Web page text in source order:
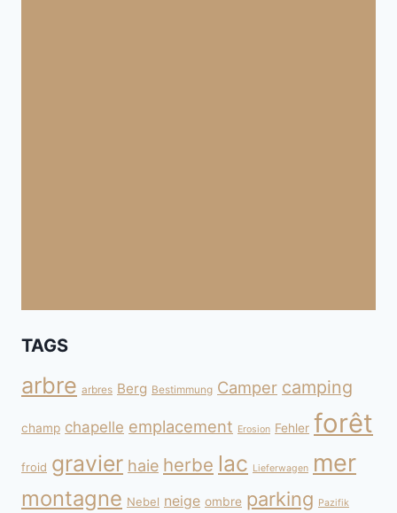
TAGS
arbre arbres Berg Bestimmung Camper camping
champ chapelle emplacement Erosion Fehler forêt
froid gravier haie herbe lac Lieferwagen mer
montagne Nebel neige ombre parking Pazifik